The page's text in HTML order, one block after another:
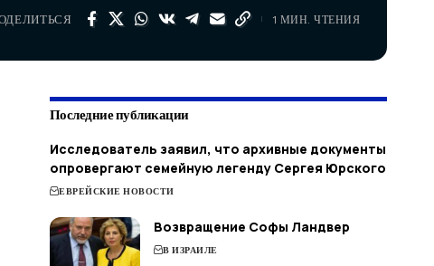
1 МИН. ЧТЕНИЯ
Последние публикации
Исследователь заявил, что архивные документы
опровергают семейную легенду Сергея Юрского
ЕВРЕЙСКИЕ НОВОСТИ
Возвращение Софы Ландвер
В ИЗРАИЛЕ